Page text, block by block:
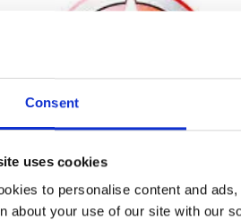
Consent
uses cookies
to personalise content and
about your use of our site with our